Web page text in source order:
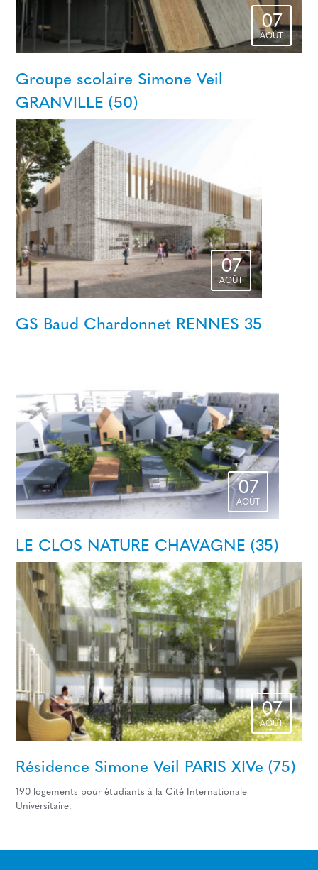
07
AOÛT
Groupe scolaire Simone Veil
GRANVILLE (50)
07
AOÛT
GS Baud Chardonnet RENNES 35
07
AOÛT
LE CLOS NATURE CHAVAGNE (35)
07
AOÛT
Résidence Simone Veil PARIS XIVe (75)
190 logements pour étudiants à la Cité Internationale
Universitaire.